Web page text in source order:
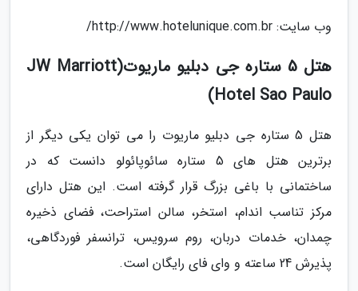
وب سایت: http://www.hotelunique.com.br/
هتل 5 ستاره جی دبلیو ماریوت(JW Marriott
Hotel Sao Paulo)
هتل 5 ستاره جی دبلیو ماریوت را می توان یکی دیگر از
برترین هتل های 5 ستاره سائوپائولو دانست که در
ساختمانی با باغی بزرگ قرار گرفته است. این هتل دارای
مرکز تناسب اندام، استخر، سالن استراحت، فضای ذخیره
چمدان، خدمات دربان، روم سرویس، ترانسفر فوردگاهی،
پذیرش 24 ساعته و وای فای رایگان است.